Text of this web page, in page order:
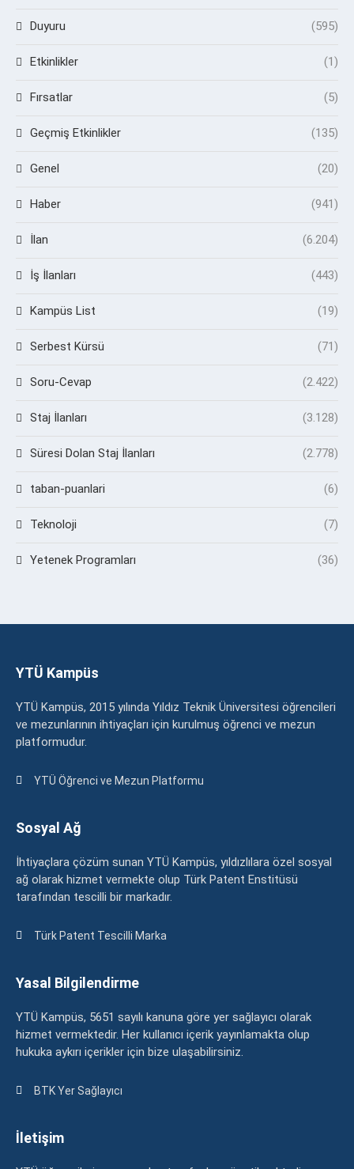
Duyuru (595)
Etkinlikler (1)
Fırsatlar (5)
Geçmiş Etkinlikler (135)
Genel (20)
Haber (941)
İlan (6.204)
İş İlanları (443)
Kampüs List (19)
Serbest Kürsü (71)
Soru-Cevap (2.422)
Staj İlanları (3.128)
Süresi Dolan Staj İlanları (2.778)
taban-puanlari (6)
Teknoloji (7)
Yetenek Programları (36)
YTÜ Kampüs
YTÜ Kampüs, 2015 yılında Yıldız Teknik Üniversitesi öğrencileri
ve mezunlarının ihtiyaçları için kurulmuş öğrenci ve mezun
platformudur.
YTÜ Öğrenci ve Mezun Platformu
Sosyal Ağ
İhtiyaçlara çözüm sunan YTÜ Kampüs, yıldızlılara özel sosyal
ağ olarak hizmet vermekte olup Türk Patent Enstitüsü
tarafından tescilli bir markadır.
Türk Patent Tescilli Marka
Yasal Bilgilendirme
YTÜ Kampüs, 5651 sayılı kanuna göre yer sağlayıcı olarak
hizmet vermektedir. Her kullanıcı içerik yayınlamakta olup
hukuka aykırı içerikler için bize ulaşabilirsiniz.
BTK Yer Sağlayıcı
İletişim